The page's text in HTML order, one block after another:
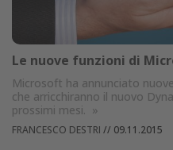
Le nuove funzioni di
Microsoft ha annunciato
che arricchiranno il nuovo
prossimi mesi. »
FRANCESCO DESTRI // 09.11.2015